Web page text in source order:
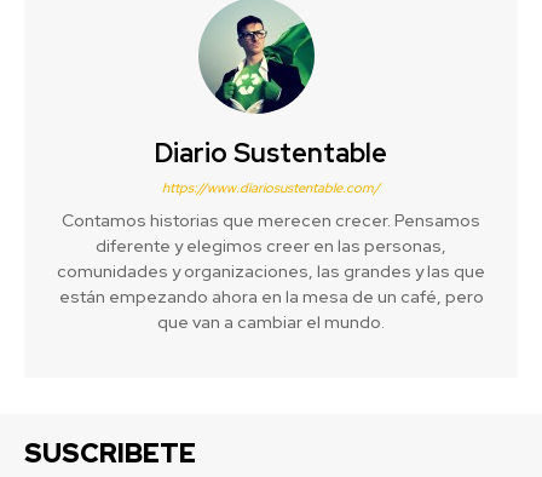
Diario Sustentable
https://www.diariosustentable.com/
Contamos historias que merecen crecer. Pensamos
diferente y elegimos creer en las personas,
comunidades y organizaciones, las grandes y las que
están empezando ahora en la mesa de un café, pero
que van a cambiar el mundo.
SUSCRIBETE